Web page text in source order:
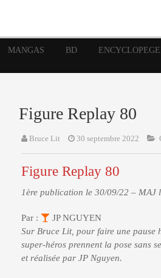
MANGAS BD
Figure Replay 80
Bruce Lit 30 septembre 2022
Figure Replay 80
1ère publication le 30/09/22 – MAJ
Par :
JP NGUYEN
Sur Bruce Lit, pour faire une pause
super-héros prennent la pose sans
et réalisée par JP Nguyen.